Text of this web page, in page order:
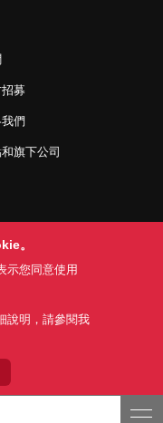
招募
們
旗下公司
政策
款(PDF)
RESERVED.
。
示您同意使用
說明，請參閱我